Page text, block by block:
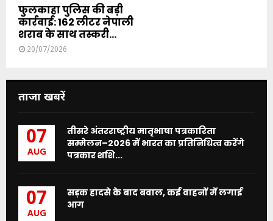
फुलकाहा पुलिस की बड़ी
कार्रवाई: 162 लीटर नेपाली
शराब के साथ तस्करी...
20/07/2026
ताजा खबरें
07
AUG
तीसरे अंतरराष्ट्रीय मातृभाषा पत्रकारिता
सम्मेलन–2026 में भारत का प्रतिनिधित्व करेंगे
पत्रकार शशि...
07
AUG
सड़क हादसे के बाद बवाल, कई वाहनों में लगाई
आग